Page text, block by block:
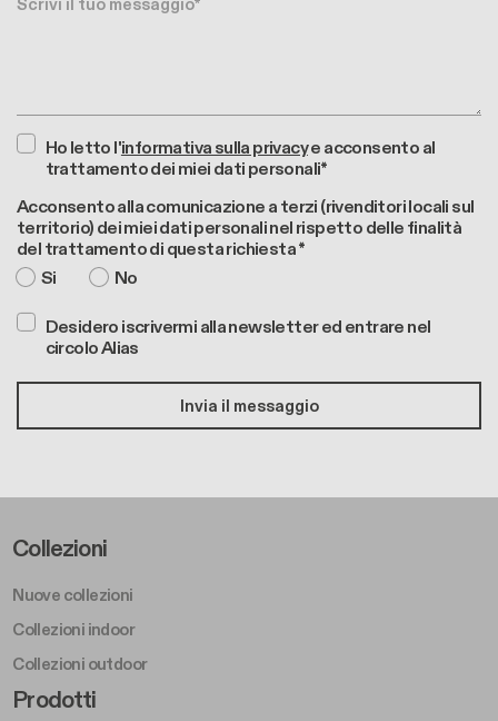
Ho letto l'informativa sulla privacye acconsento al
trattamento dei miei dati personali*
Acconsento alla comunicazione a terzi (rivenditori locali sul
territorio) dei miei dati personali nel rispetto delle finalità
del trattamento di questa richiesta *
Si
No
Desidero iscrivermi alla newsletter ed entrare nel
circolo Alias
Footer Left Middle A
Collezioni
Nuove collezioni
Collezioni indoor
Collezioni outdoor
Footer Right Middle A
Prodotti